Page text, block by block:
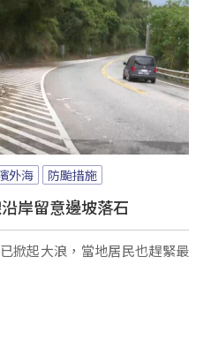
外海 防颱措施
岸留意邊坡落石
掀起大浪，當地居民也趕緊最